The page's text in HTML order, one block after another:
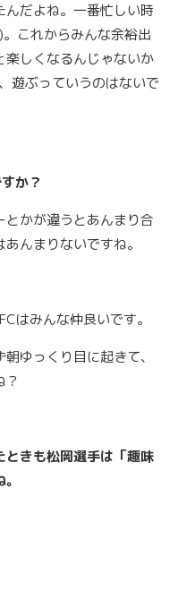
だよね。一番忙しい時
これからみんな余裕出
楽しくなるんじゃないか
遊ぶっていうのはないで
か？
かが違うとあんまり合
んまりないですね。
はみんな仲良いです。
ゆっくり目に起きて、
きも松岡選手は「趣味